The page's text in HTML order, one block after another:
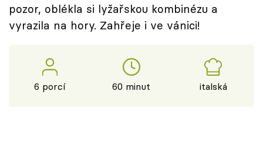
Přihlášení
Sledujte nás
pozor, oblékla si lyžařskou kombinézu a
vyrazila na hory. Zahřeje i ve vánici!
6 porcí 60 minut italská